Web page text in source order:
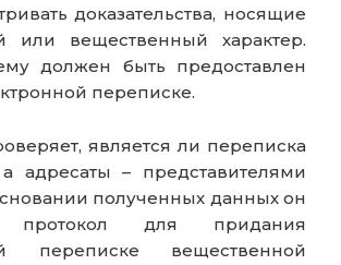
доказательства, носящие
или вещественный характер.
должен быть предоставлен
переписке.
является ли переписка
адресаты – представителями
полученных данных он
протокол для придания
переписке вещественной